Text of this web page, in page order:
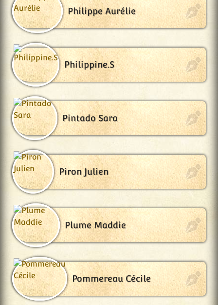
Philippe Aurélie
Philippine.S
Pintado Sara
Piron Julien
Plume Maddie
Pommereau Cécile